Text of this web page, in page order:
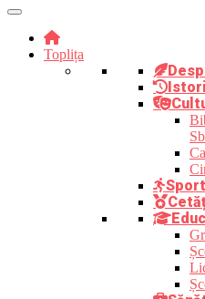
Toplița
Sport